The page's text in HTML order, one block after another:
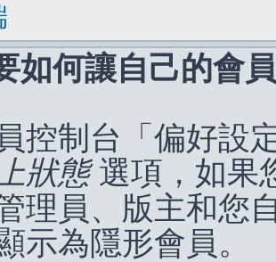
如何讓自己的會
控制台「偏好設
狀態選項，如果
理員、版主和您
示為隱形會員。